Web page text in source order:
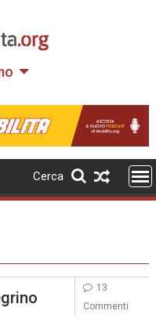
Cerca
13
Commenti